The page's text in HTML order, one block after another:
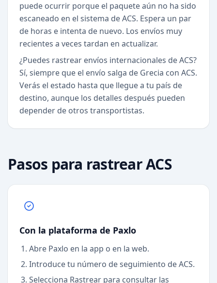
puede ocurrir porque el paquete aún no ha sido
escaneado en el sistema de ACS. Espera un par
de horas e intenta de nuevo. Los envíos muy
recientes a veces tardan en actualizar.
¿Puedes rastrear envíos internacionales de ACS?
Sí, siempre que el envío salga de Grecia con ACS.
Verás el estado hasta que llegue a tu país de
destino, aunque los detalles después pueden
depender de otros transportistas.
Pasos para rastrearACS
Con la plataforma de Paxlo
Abre Paxlo en la app o en la web.
Introduce tu número de seguimiento de ACS.
Selecciona Rastrear para consultar las